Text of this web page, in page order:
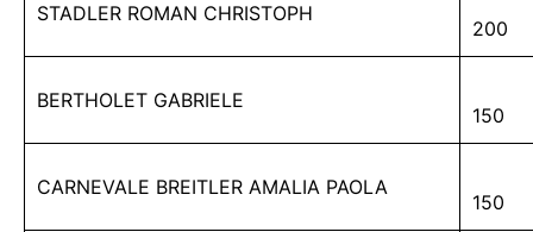
STADLER ROMAN CHRISTOPH
200
BERTHOLET GABRIELE
150
CARNEVALE BREITLER AMALIA PAOLA
150